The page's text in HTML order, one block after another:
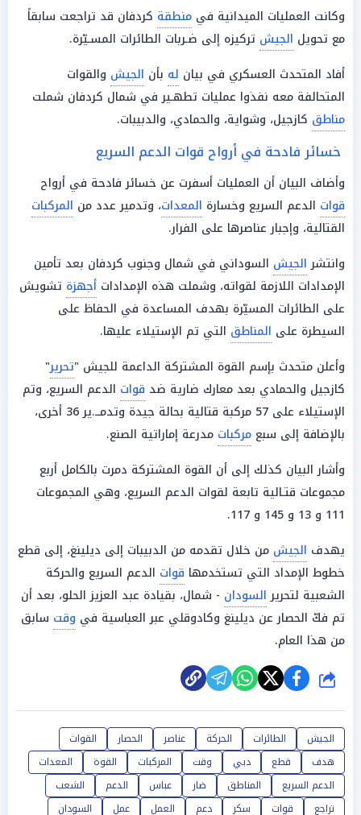
وكانت العمليات الميدانية في منطقة كردفان قد تراجعت سابقاً
مع تحويل الجيش تركيزه إلى ضـربات الطائرات المسـيّرة.
أفاد المتحدث العسكري في بيان له بأن الجيش والقوات
المتحالفة معه نفذوا عمليات تطهـير في شمال كردفان شملت
مناطق كازجيل، وشواية، والحمادي، والدبيبات.
خسائر فادحة في أرواح قوات الدعم السريع
وأضاف البيان أن العمليات أسفرت عن خسائر فادحة في أرواح
قوات الدعم السريع وخسارة المعدات، وتدمير عدد من المركبات
القتالية، وإجبار عناصرها على الفرار.
وانتشرالجيش السوداني في شمال وجنوب كردفان بعد تأمين
الإمدادات اللازمة لقواته، وشملت هذه الإمدادات أجهزة تشويش
على الطائرات المسيّرة بهدف المساعدة في الحفاظ على
السيطرة على المناطق التي تم الإستيلاء عليها.
وأعلن متحدث بإسم القوة المشتركة الداعمة للجيش "تحرير"
كازجيل والحمادي بعد معارك ضارية ضد قوات الدعم السريع، وتم
الإستيلاء على 57 مركبة قتالية بحالة جيدة وتدمــ.ير 36 أخرى،
بالإضافة إلى سبعمركبات مدرعة إماراتية الصنع.
وأشار البيان كذلك إلى أن القوة المشتركة دمرت بالكامل أربع
مجموعات قتـالية تابعة لقوات الدعم السريع، وهي المجموعات
111 و 13 و 145 و 117.
يهدف الجيش من خلال تقدمه من الدبيبات إلى ديلينغ، إلى قطع
خطوط الإمداد التي تستخدمها قوات الدعم السريع والحركة
الشعبية لتحريرالسودان - شمال، بقيادة عبد العزيز الحلو، بعد أن
تم فكّ الحصار عن ديلينغ وكادوقلي عبر العباسية في وقت سابق
من هذا العام.
شارك
الجيش الطائرات الحركة عناصر الحصار
القوات
هدف
قطع دبي وقت المركبات القوة
المعدات
الدعم السريع
المناطق ضار عباس الدعم
الشعب
تراجع
قوات سكر دعم العمل عمل السودان